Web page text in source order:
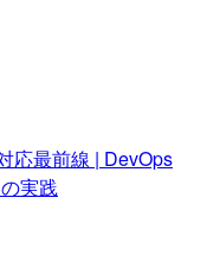
応最前線 | DevOps
実践